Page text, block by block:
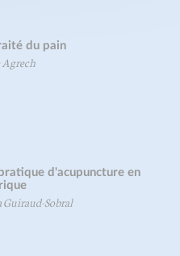
du pain
d'acupuncture en
Sobral